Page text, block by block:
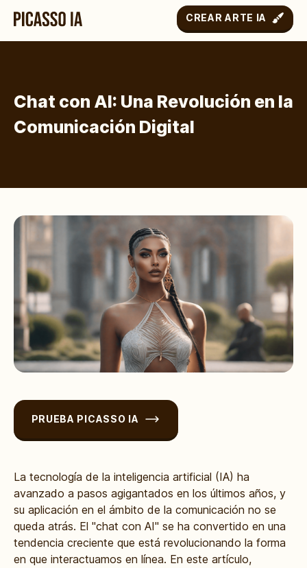
CREAR ARTE IA
Chat con AI: Una Revolución en la
Comunicación Digital
PRUEBA PICASSO IA
La tecnología de la inteligencia artificial (IA) ha
avanzado a pasos agigantados en los últimos años, y
su aplicación en el ámbito de la comunicación no se
queda atrás. El "chat con AI" se ha convertido en una
tendencia creciente que está revolucionando la forma
en que interactuamos en línea. En este artículo,